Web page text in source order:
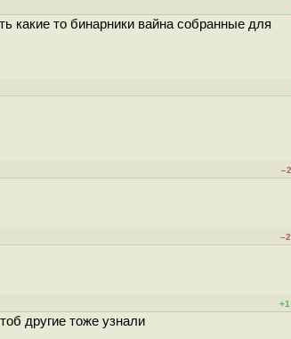
какие то бинарники вайна собранные для
–2
–2
+1
другие тоже узнали